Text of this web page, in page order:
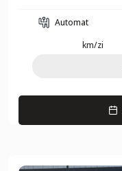
Automat
km/zi